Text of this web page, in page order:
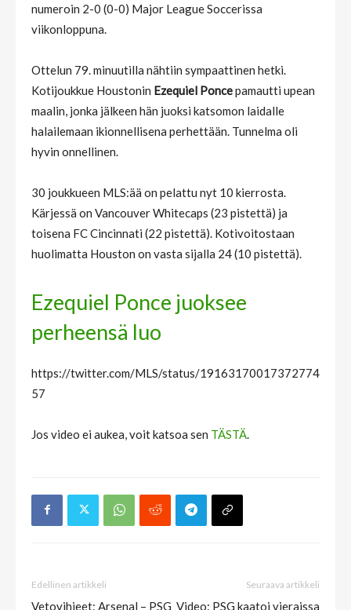
numeroin 2-0 (0-0) Major League Soccerissa
viikonloppuna.
Ottelun 79. minuutilla nähtiin sympaattinen hetki.
Kotijoukkue Houstonin Ezequiel Poncepamautti upean
maalin, jonka jälkeen hän juoksi katsomon laidalle
halailemaan ikionnellisena perhettään. Tunnelma oli
hyvin onnellinen.
30 joukkueen MLS:ää on pelattu nyt 10 kierrosta.
Kärjessä on Vancouver Whitecaps (23 pistettä) ja
toisena FC Cincinnati (22 pistettä). Kotivoitostaan
huolimatta Houston on vasta sijalla 24 (10 pistettä).
Ezequiel Ponce juoksee
perheensä luo
https://twitter.com/MLS/status/19163170017372774
57
Jos video ei aukea, voit katsoa sen TÄSTÄ.
Edellinen artikkeli
Vetovihjeet: Arsenal – PSG
Seuraava artikkeli
Video: PSG kaatoi vieraissa